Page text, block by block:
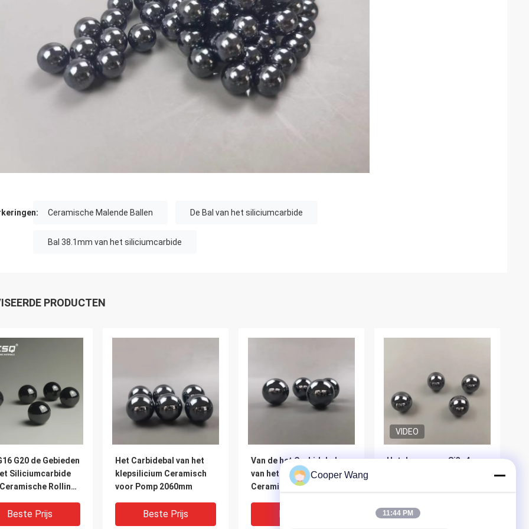
Ceramische Malende Ballen De Bal van het siliciumcarbide
Bal 38.1mm van het siliciumcarbide
PRODUCTEN
G20 de Gebieden
Siliciumcarbide
Rolling
Beste Prijs
Het Carbidebal van het
klepsilicium Ceramisch
voor Pomp 2060mm
Beste Prijs
Van de het Carbidebal
van het G20g40 Silicium
Ceramische het
Beste Prijs
VIDEO
Het dragen van Si3n4-
Beste Prijs
Cooper Wang
11:44 PM